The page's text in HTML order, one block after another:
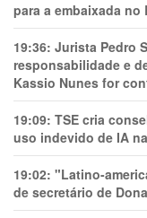
para a embaixada
19:36: Jurista Pedro
responsabilidade e
Kassio Nunes for
19:09: TSE cria
uso indevido de IA
19:02: "Latino-
de secretário de